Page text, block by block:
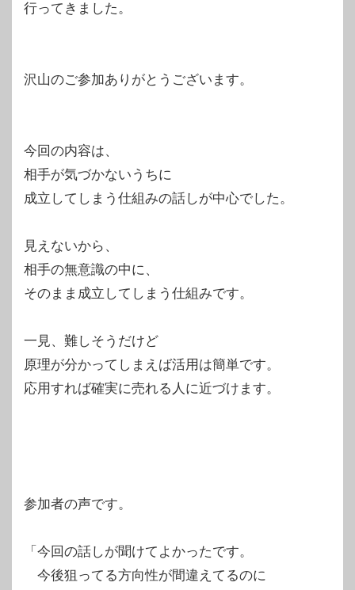
行ってきました。
沢山のご参加ありがとうございます。
今回の内容は、
相手が気づかないうちに
成立してしまう仕組みの話しが中心でした。
見えないから、
相手の無意識の中に、
そのまま成立してしまう仕組みです。
一見、難しそうだけど
原理が分かってしまえば活用は簡単です。
応用すれば確実に売れる人に近づけます。
参加者の声です。
「今回の話しが聞けてよかったです。
今後狙ってる方向性が間違えてるのに